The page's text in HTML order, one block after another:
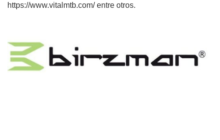
https://www.vitalmtb.com/entre otros.